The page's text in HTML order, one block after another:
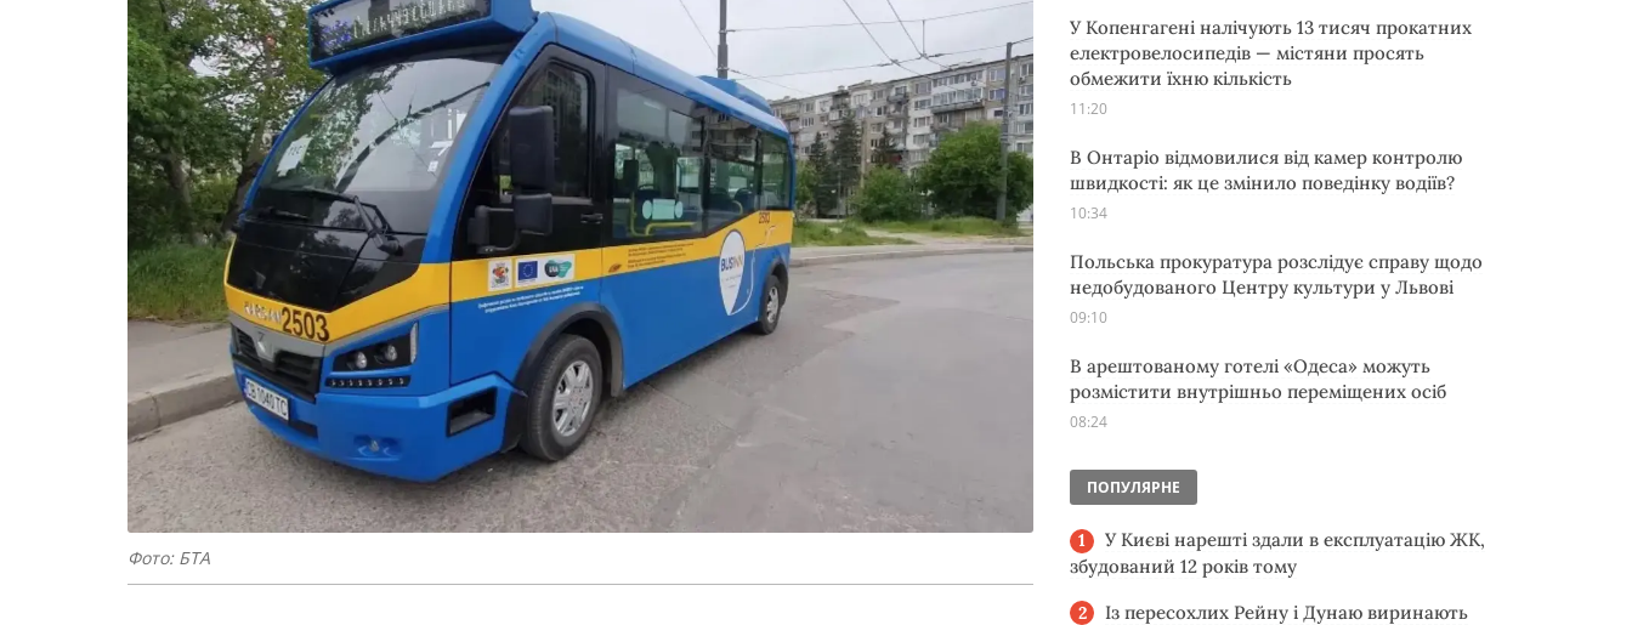
Фото: БТА
У Копенгагені налічують 13 тисяч прокатних
електровелосипедів — містяни просять
обмежити їхню кількість
11:20
В Онтаріо відмовилися від камер контролю
швидкості: як це змінило поведінку водіїв?
10:34
Польська прокуратура розслідує справу щодо
недобудованого Центру культури у Львові
09:10
В арештованому готелі «Одеса» можуть
розмістити внутрішньо переміщених осіб
08:24
ПОПУЛЯРНЕ
У Києві нарешті здали в експлуатацію ЖК,
збудований 12 років тому
Із пересохлих Рейну і Дунаю виринають